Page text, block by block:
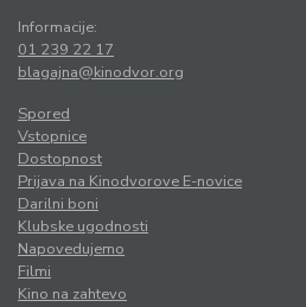
Informacije:
01 239 22 17
blagajna@kinodvor.org
Spored
Vstopnice
Dostopnost
Prijava na Kinodvorove E-novice
Darilni boni
Klubske ugodnosti
Napovedujemo
Filmi
Kino na zahtevo